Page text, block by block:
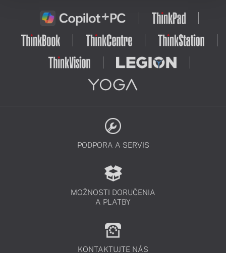
PODPORA A SERVIS
MOŽNOSTI DORUČENIA
A PLATBY
KONTAKTUJTE NÁS